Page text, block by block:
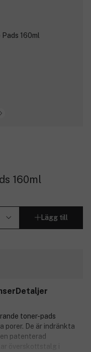
160ml
Lägg till
Detaljer
toner-pads
porer. De är indränkta
patenterad
överskottstalg i